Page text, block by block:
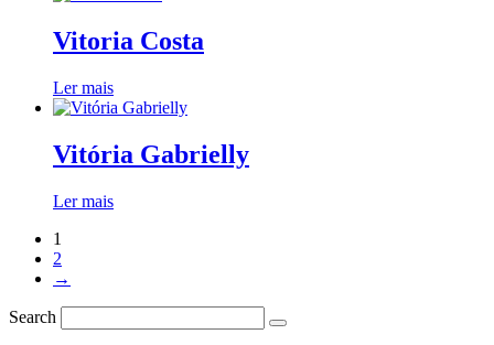
Vitoria Costa
Ler mais
Vitória Gabrielly
Ler mais
1
2
→
Search